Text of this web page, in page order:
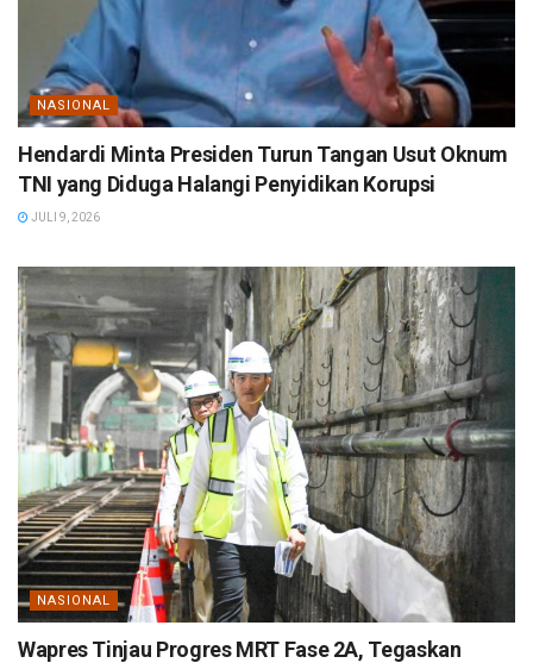
NASIONAL
Hendardi Minta Presiden Turun Tangan Usut Oknum
TNI yang Diduga Halangi Penyidikan Korupsi
JULI 9, 2026
NASIONAL
Wapres Tinjau Progres MRT Fase 2A, Tegaskan